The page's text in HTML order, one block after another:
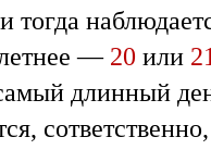
и тогда
— 20 или
длинный